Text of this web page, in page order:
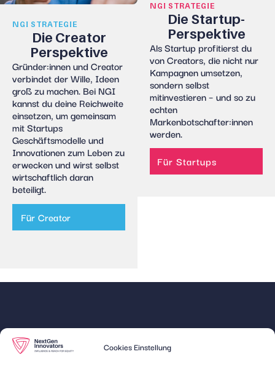
Cookies Einstellung
NGI STRATEGIE
Die Creator
Perspektive
Gründer:innenund Creator
verbindet der Wille, Ideen
groß zu machen. Bei NGI
kannst du deine Reichweite
einsetzen, um gemeinsam
mit Startups
Geschäftsmodelle und
Innovationen zum Leben zu
erwecken und wirst selbst
wirtschaftlich daran
beteiligt.
Für Creator
NGI STRATEGIE
Die Startup-
Perspektive
Als Startup profitierst du
vonCreators, die nicht nur
Kampagnen umsetzen,
sondern selbst
mitinvestieren – und so zu
echten
Markenbotschafter:innen
werden.
Für Startups
Unsere
Expertise
Quick
Links